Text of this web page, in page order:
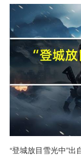
“登城放目雪光中”出